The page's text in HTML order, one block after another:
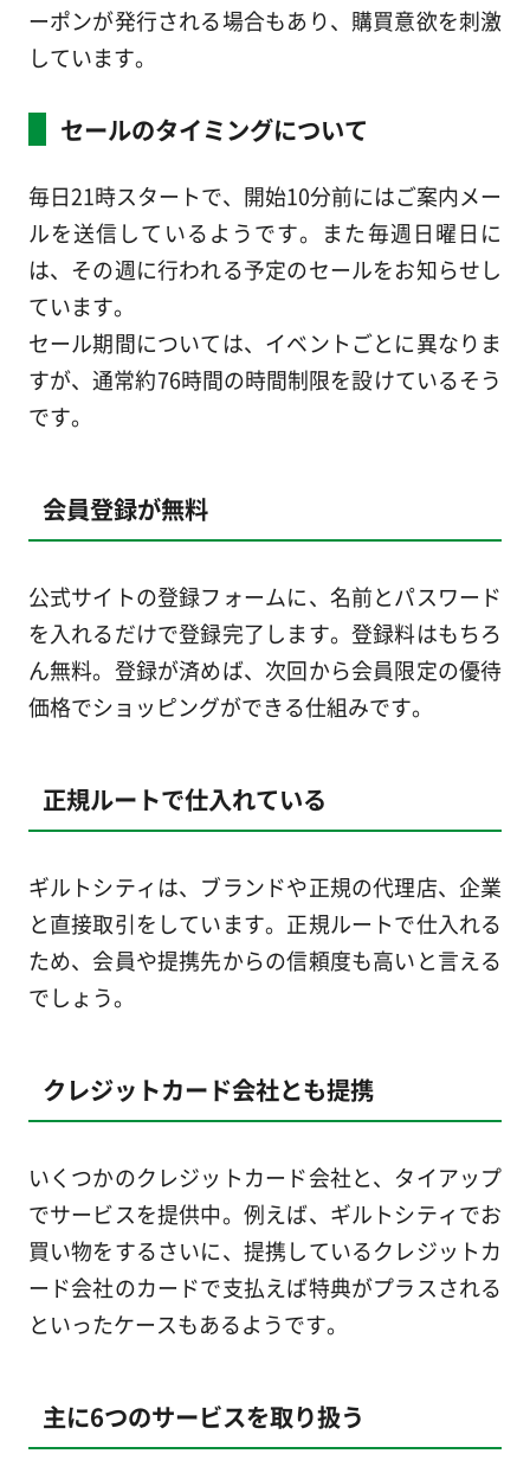
ーポンが発行される場合もあり、購買意欲を刺激
しています。
セールのタイミングについて
毎日21時スタートで、開始10分前にはご案内メー
ルを送信しているようです。また毎週日曜日に
は、その週に行われる予定のセールをお知らせし
ています。
セール期間については、イベントごとに異なりま
すが、通常約76時間の時間制限を設けているそう
です。
会員登録が無料
公式サイトの登録フォームに、名前とパスワード
を入れるだけで登録完了します。登録料はもちろ
ん無料。登録が済めば、次回から会員限定の優待
価格でショッピングができる仕組みです。
正規ルートで仕入れている
ギルトシティは、ブランドや正規の代理店、企業
と直接取引をしています。正規ルートで仕入れる
ため、会員や提携先からの信頼度も高いと言える
でしょう。
クレジットカード会社とも提携
いくつかのクレジットカード会社と、タイアップ
でサービスを提供中。例えば、ギルトシティでお
買い物をするさいに、提携しているクレジットカ
ード会社のカードで支払えば特典がプラスされる
といったケースもあるようです。
主に6つのサービスを取り扱う